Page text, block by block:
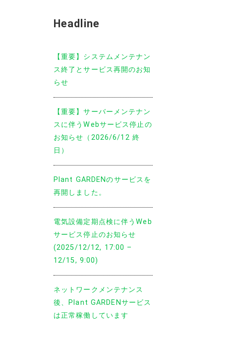
Headline
【重要】システムメンテナン
ス終了とサービス再開のお知
らせ
【重要】サーバーメンテナン
スに伴うWebサービス停止の
お知らせ（2026/6/12 終
日）
Plant GARDENのサービスを
再開しました。
電気設備定期点検に伴うWeb
サービス停止のお知らせ
(2025/12/12, 17:00 –
12/15, 9:00)
ネットワークメンテナンス
後、Plant GARDENサービス
は正常稼働しています